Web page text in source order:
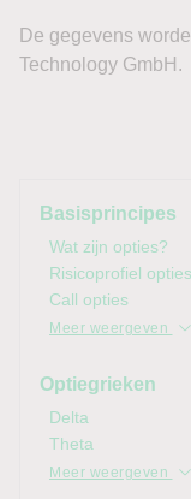
Basisprincipes
Wat zijn opties?
Risicoprofiel opties
Call opties
Meer weergeven
Optiegrieken
Delta
Theta
Meer weergeven